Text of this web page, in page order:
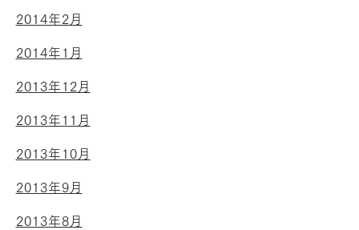
2014年2月
2014年1月
2013年12月
2013年11月
2013年10月
2013年9月
2013年8月